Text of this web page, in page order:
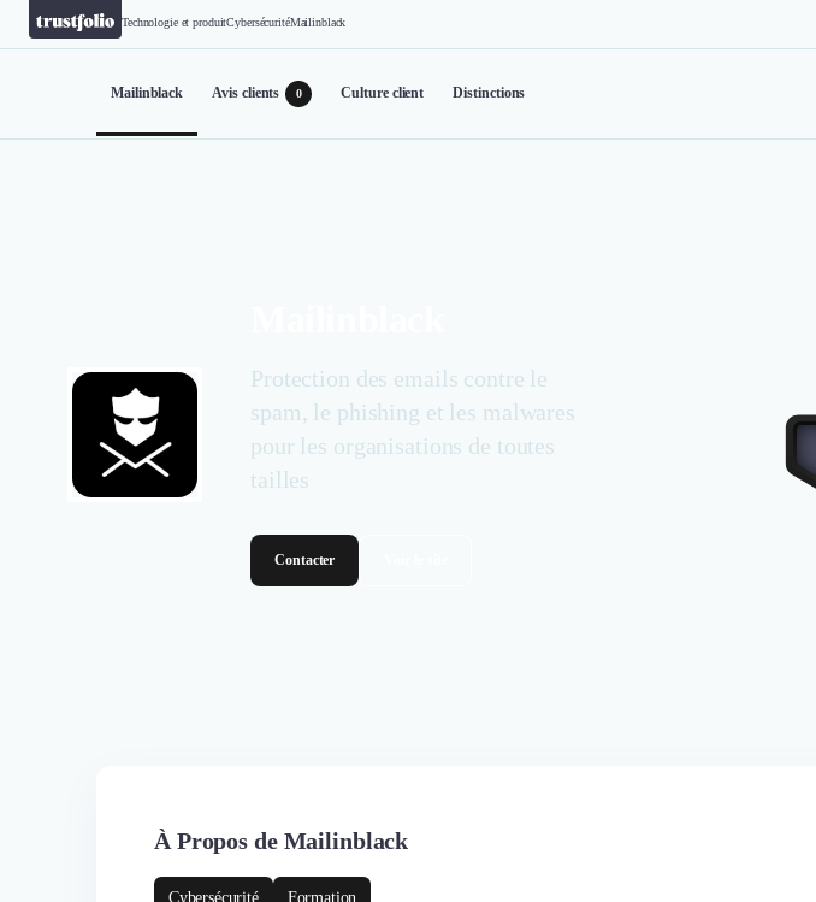
Technologie et produitCybersécuritéMailinblack
Mailinblack Avis clients 0 Culture client Distinctions
Protection des emails contre le
spam, le phishing et les malwares
pour les organisations de toutes
tailles
Contacter
À Propos de Mailinblack
Cybersécurité Formation